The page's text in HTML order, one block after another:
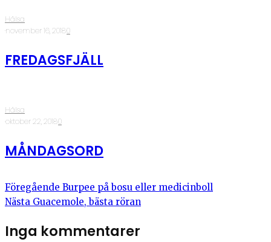
Hälsa
·november 16, 2018·0
FREDAGSFJÄLL
Hälsa
·oktober 22, 2018·0
MÅNDAGSORD
Föregående Burpee på bosu eller medicinboll
Nästa Guacemole, bästa röran
Inga kommentarer